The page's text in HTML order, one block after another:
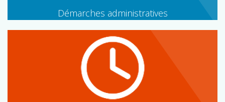
Démarches administratives